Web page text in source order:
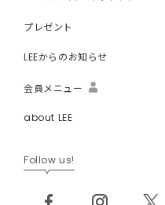
プレゼント
LEEからのお知らせ
会員メニュー
about LEE
Follow us!